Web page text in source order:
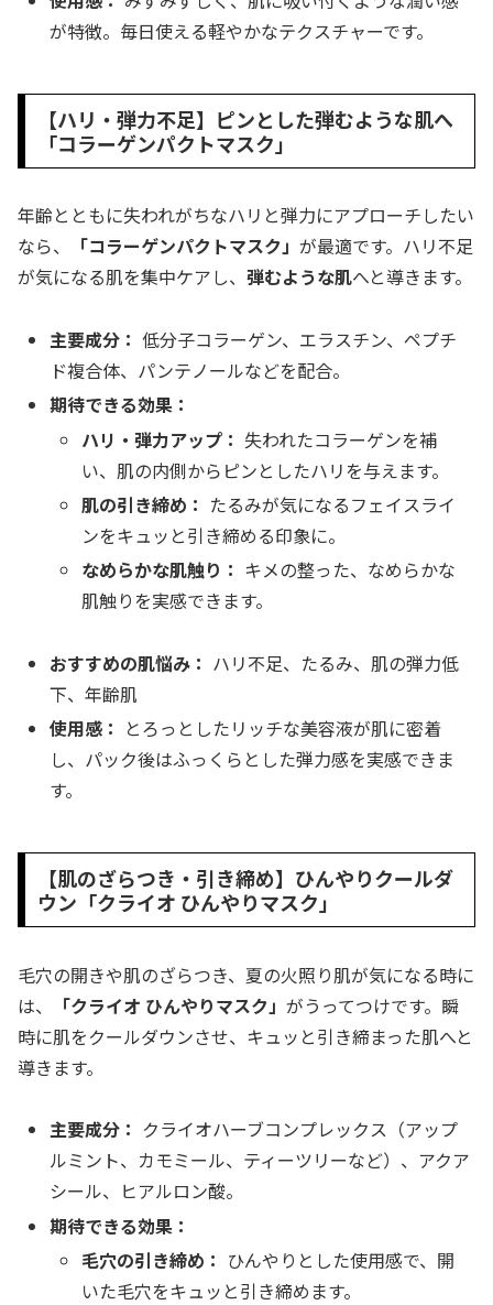
が特徴。毎日使える軽やかなテクスチャーです。
【ハリ・弾力不足】ピンとした弾むような肌へ
「コラーゲンパクトマスク」
年齢とともに失われがちなハリと弾力にアプローチしたい
なら、
「コラーゲンパクトマスク」 が最適です。ハリ不足
が気になる肌を集中ケアし、 弾むような肌へと導きます。
主要成分： 低分子コラーゲン、エラスチン、ペプチ
ド複合体、パンテノールなどを配合。
期待できる効果：
ハリ・弾力アップ： 失われたコラーゲンを補
い、肌の内側からピンとしたハリを与えます。
肌の引き締め： たるみが気になるフェイスライ
ンをキュッと引き締める印象に。
なめらかな肌触り： キメの整った、なめらかな
肌触りを実感できます。
おすすめの肌悩み： ハリ不足、たるみ、肌の弾力低
下、年齢肌
使用感： とろっとしたリッチな美容液が肌に密着
し、パック後はふっくらとした弾力感を実感できま
す。
【肌のざらつき・引き締め】ひんやりクールダ
ウン「クライオ ひんやりマスク」
毛穴の開きや肌のざらつき、夏の火照り肌が気になる時に
は、
「クライオ ひんやりマスク」 がうってつけです。瞬
時に肌をクールダウンさせ、キュッと引き締まった肌へと
導きます。
主要成分： クライオハーブコンプレックス（アップ
ルミント、カモミール、ティーツリーなど）、アクア
シール、ヒアルロン酸。
期待できる効果：
毛穴の引き締め： ひんやりとした使用感で、開
いた毛穴をキュッと引き締めます。